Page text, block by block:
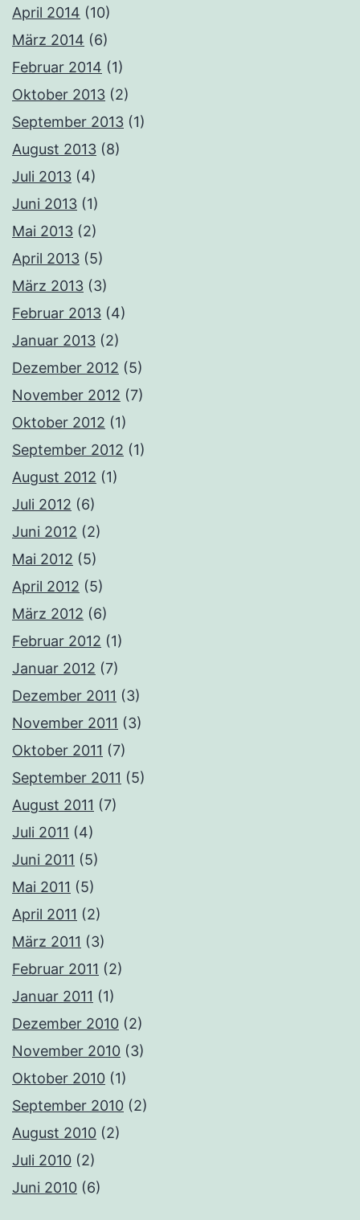
April 2014 (10)
März 2014 (6)
Februar 2014 (1)
Oktober 2013 (2)
September 2013 (1)
August 2013 (8)
Juli 2013 (4)
Juni 2013 (1)
Mai 2013 (2)
April 2013 (5)
März 2013 (3)
Februar 2013 (4)
Januar 2013 (2)
Dezember 2012 (5)
November 2012 (7)
Oktober 2012 (1)
September 2012 (1)
August 2012 (1)
Juli 2012 (6)
Juni 2012 (2)
Mai 2012 (5)
April 2012 (5)
März 2012 (6)
Februar 2012 (1)
Januar 2012 (7)
Dezember 2011 (3)
November 2011 (3)
Oktober 2011 (7)
September 2011 (5)
August 2011 (7)
Juli 2011 (4)
Juni 2011 (5)
Mai 2011 (5)
April 2011 (2)
März 2011 (3)
Februar 2011 (2)
Januar 2011 (1)
Dezember 2010 (2)
November 2010 (3)
Oktober 2010 (1)
September 2010 (2)
August 2010 (2)
Juli 2010 (2)
Juni 2010 (6)